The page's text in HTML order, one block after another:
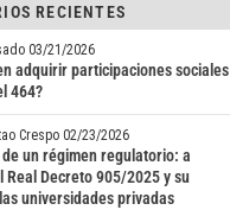
RECIENTES
03/21/2026
adquirir participaciones sociales
464?
Crespo 02/23/2026
un régimen regulatorio: a
Real Decreto 905/2025 y su
universidades privadas